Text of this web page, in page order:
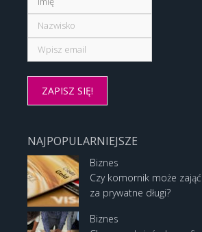
NAJPOPULARNIEJSZE
Biznes
Czy komornik może
za prywatne długi?
Biznes